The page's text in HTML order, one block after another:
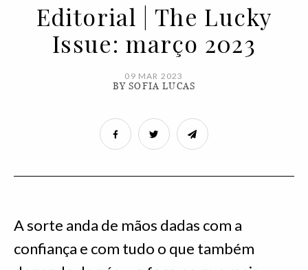
Editorial | The Lucky
Issue: março 2023
09 MAR 2023
BY SOFIA LUCAS
A sorte anda de mãos dadas com a
confiança e com tudo o que também